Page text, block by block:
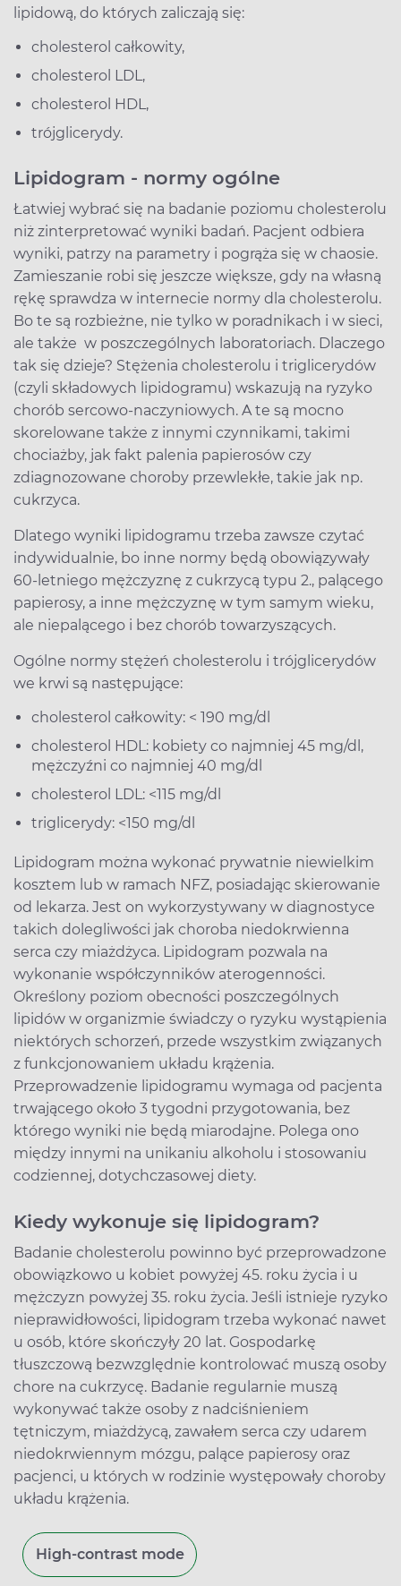
lipidową, do których zaliczają się:
cholesterol całkowity,
cholesterol LDL,
cholesterol HDL,
trójglicerydy.
Lipidogram - normy ogólne
Łatwiej wybrać się na badanie poziomu cholesterolu
niż zinterpretować wyniki badań. Pacjent odbiera
wyniki, patrzy na parametry i pogrąża się w chaosie.
Zamieszanie robi się jeszcze większe, gdy na własną
rękę sprawdza w internecie normy dla cholesterolu.
Bo te są rozbieżne, nie tylko w poradnikach i w sieci,
ale także w poszczególnych laboratoriach. Dlaczego
tak się dzieje? Stężenia cholesterolu i triglicerydów
(czyli składowych lipidogramu) wskazują na ryzyko
chorób sercowo-naczyniowych. A te są mocno
skorelowane także z innymi czynnikami, takimi
chociażby, jak fakt palenia papierosów czy
zdiagnozowane choroby przewlekłe, takie jak np.
cukrzyca.
Dlatego wyniki lipidogramu trzeba zawsze czytać
indywidualnie, bo inne normy będą obowiązywały
60-letniego mężczyznę z cukrzycą typu 2., palącego
papierosy, a inne mężczyznę w tym samym wieku,
ale niepalącego i bez chorób towarzyszących.
Ogólne normy stężeń cholesterolu i trójglicerydów
we krwi są następujące:
cholesterol całkowity: < 190 mg/dl
cholesterol HDL: kobiety co najmniej 45 mg/dl,
mężczyźni co najmniej 40 mg/dl
cholesterol LDL: <115 mg/dl
triglicerydy: <150 mg/dl
Lipidogram można wykonać prywatnie niewielkim
kosztem lub w ramach NFZ, posiadając skierowanie
od lekarza. Jest on wykorzystywany w diagnostyce
takich dolegliwości jak choroba niedokrwienna
serca czy miażdżyca. Lipidogram pozwala na
wykonanie współczynników aterogenności.
Określony poziom obecności poszczególnych
lipidów w organizmie świadczy o ryzyku wystąpienia
niektórych schorzeń, przede wszystkim związanych
z funkcjonowaniem układu krążenia.
Przeprowadzenie lipidogramu wymaga od pacjenta
trwającego około 3 tygodni przygotowania, bez
którego wyniki nie będą miarodajne. Polega ono
między innymi na unikaniu alkoholu i stosowaniu
codziennej, dotychczasowej diety.
Kiedy wykonuje się lipidogram?
Badanie cholesterolu powinno być przeprowadzone
obowiązkowo u kobiet powyżej 45. roku życia i u
mężczyzn powyżej 35. roku życia. Jeśli istnieje ryzyko
nieprawidłowości, lipidogram trzeba wykonać nawet
u osób, które skończyły 20 lat. Gospodarkę
tłuszczową bezwzględnie kontrolować muszą osoby
chore na cukrzycę. Badanie regularnie muszą
wykonywać także osoby z nadciśnieniem
tętniczym, miażdżycą, zawałem serca czy udarem
niedokrwiennym mózgu, palące papierosy oraz
pacjenci, u których w rodzinie występowały choroby
układu krążenia.
High-contrast mode